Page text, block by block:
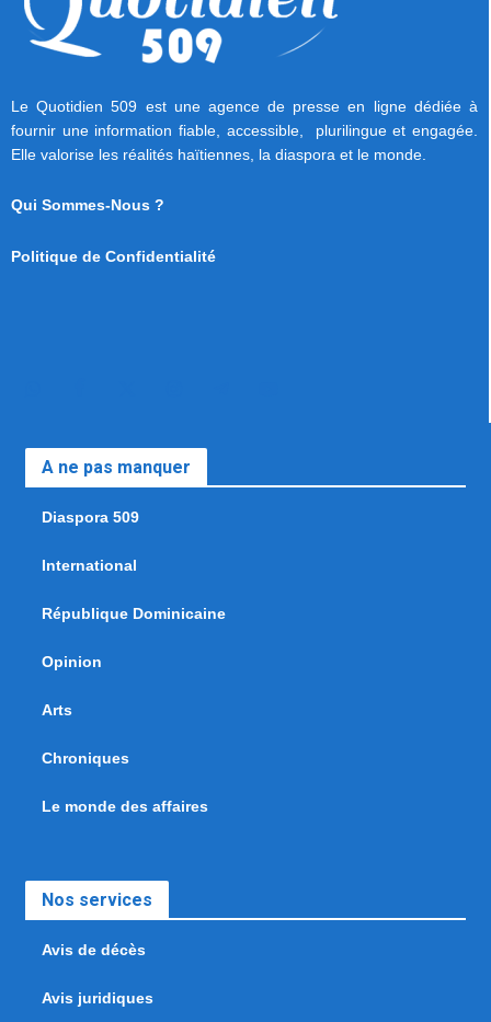
Le Quotidien 509 est une agence de presse en ligne dédiée à
fournir une information fiable, accessible, plurilingue et engagée.
Elle valorise les réalités haïtiennes, la diaspora et le monde.
Qui Sommes-Nous ?
Politique de Confidentialité
A ne pas manquer
Diaspora 509
International
République Dominicaine
Opinion
Arts
Chroniques
Le monde des affaires
Nos services
Avis de décès
Avis juridiques